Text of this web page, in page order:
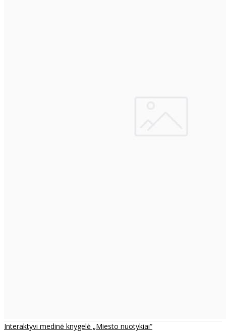
Interaktyvi medinė knygelė „Miesto nuotykiai“